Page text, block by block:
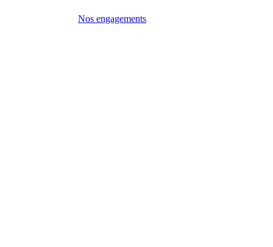
Nos engagements